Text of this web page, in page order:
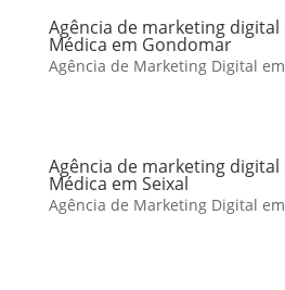
Agência de marketing digital
Médica em Gondomar
Agência de Marketing Digital
Agência de marketing digital
Médica em Seixal
Agência de Marketing Digital